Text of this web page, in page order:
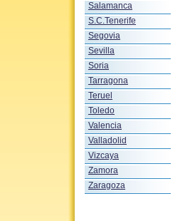
Salamanca
S.C.Tenerife
Segovia
Sevilla
Soria
Tarragona
Teruel
Toledo
Valencia
Valladolid
Vizcaya
Zamora
Zaragoza